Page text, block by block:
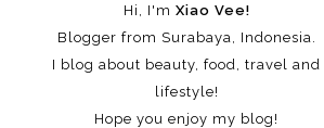
Hi, I'm Xiao Vee!
Blogger from Surabaya, Indonesia.
I blog about beauty, food, travel and
lifestyle!
Hope you enjoy my blog!